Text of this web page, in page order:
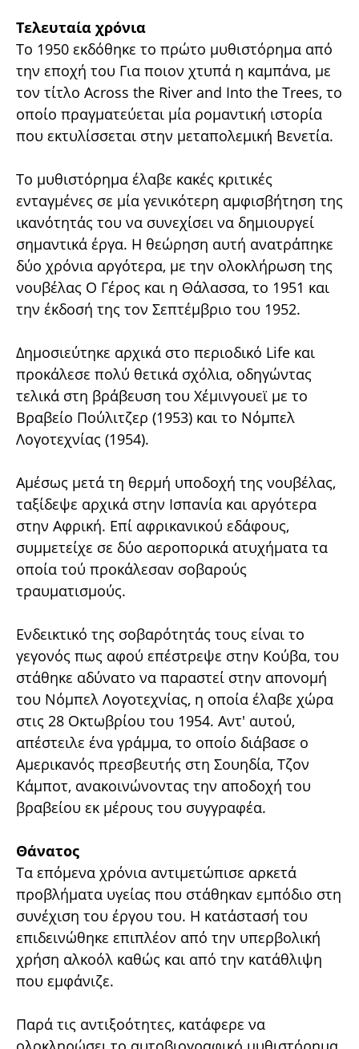
Τελευταία χρόνια
Το 1950 εκδόθηκε το πρώτο μυθιστόρημα από
την εποχή του Για ποιον χτυπά η καμπάνα, με
τον τίτλο Across the River and Into the Trees, το
οποίο πραγματεύεται μία ρομαντική ιστορία
που εκτυλίσσεται στην μεταπολεμική Βενετία.
Το μυθιστόρημα έλαβε κακές κριτικές
ενταγμένες σε μία γενικότερη αμφισβήτηση της
ικανότητάς του να συνεχίσει να δημιουργεί
σημαντικά έργα. Η θεώρηση αυτή ανατράπηκε
δύο χρόνια αργότερα, με την ολοκλήρωση της
νουβέλας Ο Γέρος και η Θάλασσα, το 1951 και
την έκδοσή της τον Σεπτέμβριο του 1952.
Δημοσιεύτηκε αρχικά στο περιοδικό Life και
προκάλεσε πολύ θετικά σχόλια, οδηγώντας
τελικά στη βράβευση του Χέμινγουεϊ με το
Βραβείο Πούλιτζερ (1953) και το Νόμπελ
Λογοτεχνίας (1954).
Αμέσως μετά τη θερμή υποδοχή της νουβέλας,
ταξίδεψε αρχικά στην Ισπανία και αργότερα
στην Αφρική. Επί αφρικανικού εδάφους,
συμμετείχε σε δύο αεροπορικά ατυχήματα τα
οποία τού προκάλεσαν σοβαρούς
τραυματισμούς.
Ενδεικτικό της σοβαρότητάς τους είναι το
γεγονός πως αφού επέστρεψε στην Κούβα, του
στάθηκε αδύνατο να παραστεί στην απονομή
του Νόμπελ Λογοτεχνίας, η οποία έλαβε χώρα
στις 28 Οκτωβρίου του 1954. Αντ' αυτού,
απέστειλε ένα γράμμα, το οποίο διάβασε ο
Αμερικανός πρεσβευτής στη Σουηδία, Τζον
Κάμποτ, ανακοινώνοντας την αποδοχή του
βραβείου εκ μέρους του συγγραφέα.
Θάνατος
Τα επόμενα χρόνια αντιμετώπισε αρκετά
προβλήματα υγείας που στάθηκαν εμπόδιο στη
συνέχιση του έργου του. Η κατάστασή του
επιδεινώθηκε επιπλέον από την υπερβολική
χρήση αλκοόλ καθώς και από την κατάθλιψη
που εμφάνιζε.
Παρά τις αντιξοότητες, κατάφερε να